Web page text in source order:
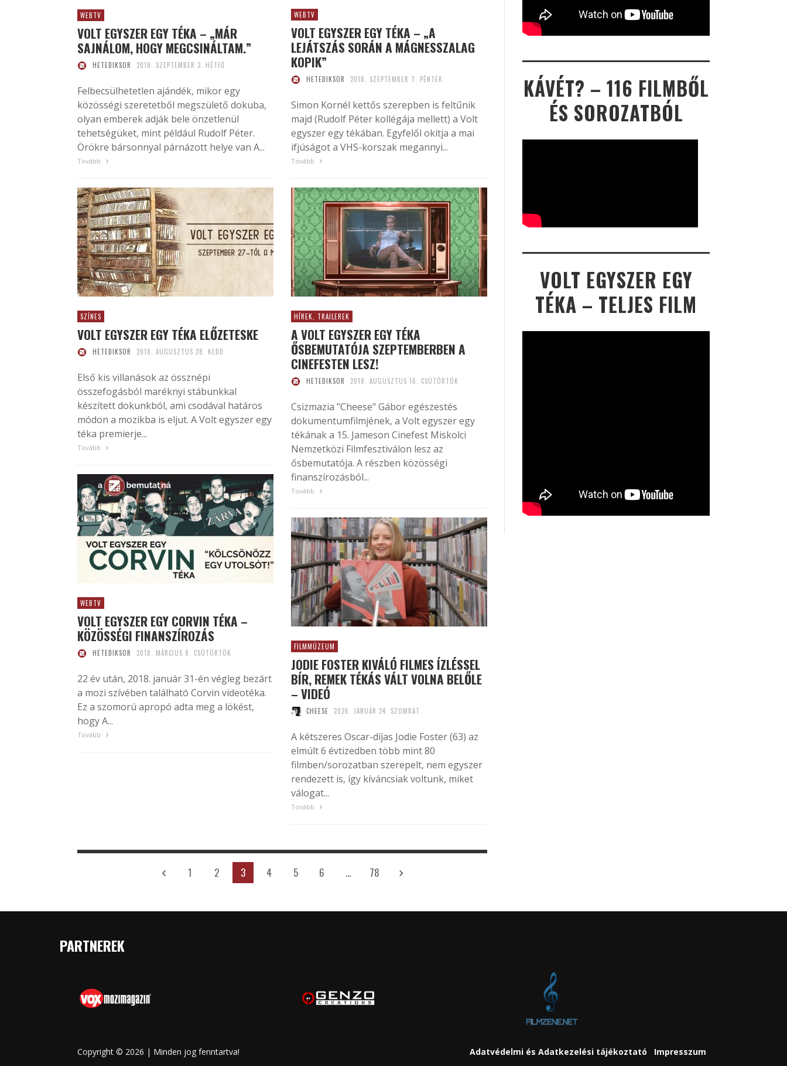
WEBTV
VOLT EGYSZER EGY TÉKA – „A
LEJÁTSZÁS SORÁN A MÁGNESSZALAG
KOPIK”
HETEDIKSOR 2018. SZEPTEMBER 7. PÉNTEK
Simon Kornél kettős szerepben is feltűnik
majd (Rudolf Péter kollégája mellett) a Volt
egyszer egy tékában. Egyfelől okítja a mai
ifjúságot a VHS-korszak megannyi...
Tovább
WEBTV
VOLT EGYSZER EGY TÉKA – „MÁR
SAJNÁLOM, HOGY MEGCSINÁLTAM.”
HETEDIKSOR 2018. SZEPTEMBER 3. HÉTFŐ
Felbecsülhetetlen ajándék, mikor egy
közösségi szeretetből megszülető dokuba,
olyan emberek adják bele önzetlenül
tehetségüket, mint például Rudolf Péter.
Örökre bársonnyal párnázott helye van A...
Tovább
SZÍNES
VOLT EGYSZER EGY TÉKA ELŐZETESKE
HETEDIKSOR 2018. AUGUSZTUS 28. KEDD
Első kis villanások az össznépi
összefogásból maréknyi stábunkkal
készített dokunkból, ami csodával határos
módon a mozikba is eljut. A Volt egyszer egy
téka premierje...
Tovább
HÍREK, TRAILEREK
A VOLT EGYSZER EGY TÉKA
ŐSBEMUTATÓJA SZEPTEMBERBEN A
CINEFESTEN LESZ!
HETEDIKSOR 2018. AUGUSZTUS 16. CSÜTÖRTÖK
Csizmazia "Cheese" Gábor egészestés
dokumentumfilmjének, a Volt egyszer egy
tékának a 15. Jameson Cinefest Miskolci
Nemzetközi Filmfesztiválon lesz az
ősbemutatója. A részben közösségi
finanszírozásból...
Tovább
WEBTV
VOLT EGYSZER EGY CORVIN TÉKA –
KÖZÖSSÉGI FINANSZÍROZÁS
HETEDIKSOR 2018. MÁRCIUS 8. CSÜTÖRTÖK
22 év után, 2018. január 31-én végleg bezárt
a mozi szívében található Corvin videotéka.
Ez a szomorú apropó adta meg a lökést,
hogy A...
Tovább
FILMMÚZEUM
JODIE FOSTER KIVÁLÓ FILMES ÍZLÉSSEL
BÍR, REMEK TÉKÁS VÁLT VOLNA BELŐLE
– VIDEÓ
CHEESE 2026. JANUÁR 24. SZOMBAT
A kétszeres Oscar-díjas Jodie Foster (63) az
elmúlt 6 évtizedben több mint 80
filmben/sorozatban szerepelt, nem egyszer
rendezett is, így kíváncsiak voltunk, miket
válogat...
Tovább
1 2 3 4 5 6 … 78
KÁVÉT? – 116 FILMBŐL
ÉS SOROZATBÓL
VOLT EGYSZER EGY
TÉKA – TELJES FILM
PARTNEREK
Copyright © 2026 | Minden jog fenntartva! Adatvédelmi és Adatkezelési tájékoztató Impresszum